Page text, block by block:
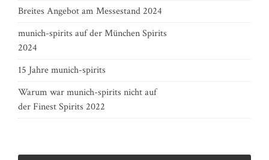
Breites Angebot am Messestand 2024
munich-spirits auf der München Spirits
2024
15 Jahre munich-spirits
Warum war munich-spirits nicht auf
der Finest Spirits 2022